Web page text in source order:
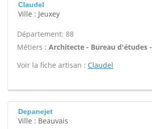
Claudel
Ville : Jeuxey
Département: 88
Métiers : Architecte - Bureau d'études -
Voir la fiche artisan : Claudel
Depanejet
Ville : Beauvais